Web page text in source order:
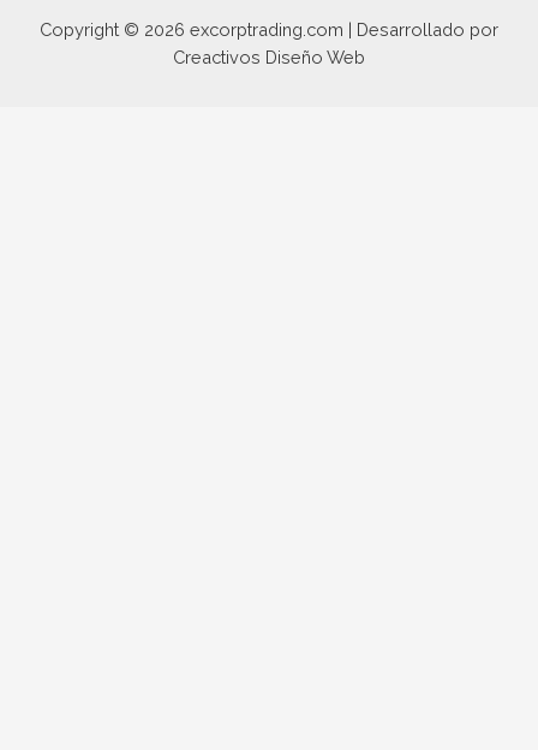
Copyright © 2026 excorptrading.com | Desarrollado por
Creactivos Diseño Web